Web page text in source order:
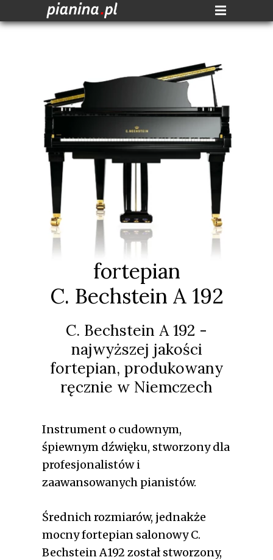
fortepian
C. Bechstein A 192
C. Bechstein A 192 -
najwyższej jakości
fortepian, produkowany
ręcznie w Niemczech
Instrument o cudownym,
śpiewnym dźwięku, stworzony dla
profesjonalistów i
zaawansowanych pianistów.
Średnich rozmiarów, jednakże
mocny fortepian salonowy C.
Bechstein A192 został stworzony,